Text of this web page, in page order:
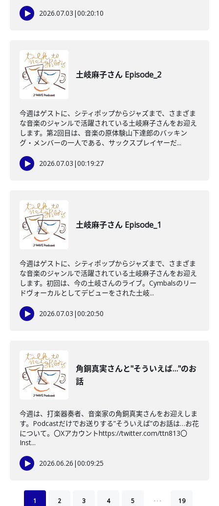
2026.07.03 |00:20:10
土岐麻子さん Episode_2
今週はゲストに、シティポップからジャズまで、さまざま
な音楽のジャンルで活躍されている土岐麻子さんをお迎え
します。第2回目は、音楽の原体験山下達郎のバッキン
グ・メンバーの一人である、サックスプレイヤーだ...
2026.07.03 |00:19:27
土岐麻子さん Episode_1
今週はゲストに、シティポップからジャズまで、さまざま
な音楽のジャンルで活躍されている土岐麻子さんをお迎え
します。初回は、今の土岐さんのライブ。Cymbalsのリー
ドヴォーカルとしてデビューをされた土岐...
2026.07.03 |00:20:50
角銅真実さんと"そういえば…"のお
話
今週は、打楽器奏者、音楽家の角銅真実さんをお迎えしま
す。Podcastだけでお送りする”そういえば”のお話は…お花
について。〇Xアカウントhttps://twitter.com/ttn813〇
Inst...
2026.06.26 |00:09:25
1 2 3 4 5 … 19